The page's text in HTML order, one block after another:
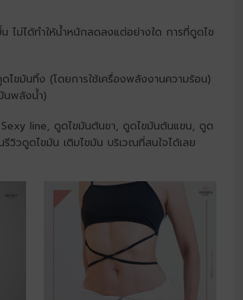
ไม่ได้ทำให้น้ำหนักลดลงแต่อย่างใด การที่ดูดไข
ไขมันทิ้ง (โดยการใช้เครื่องพลังงานความร้อน)
นพลังน้ำ)
Sexy line, ดูดไขมันต้นขา, ดูดไขมันต้นแขน, ดูด
วิวดูดไขมัน เติมไขมัน บริเวณที่สนใจได้เลย